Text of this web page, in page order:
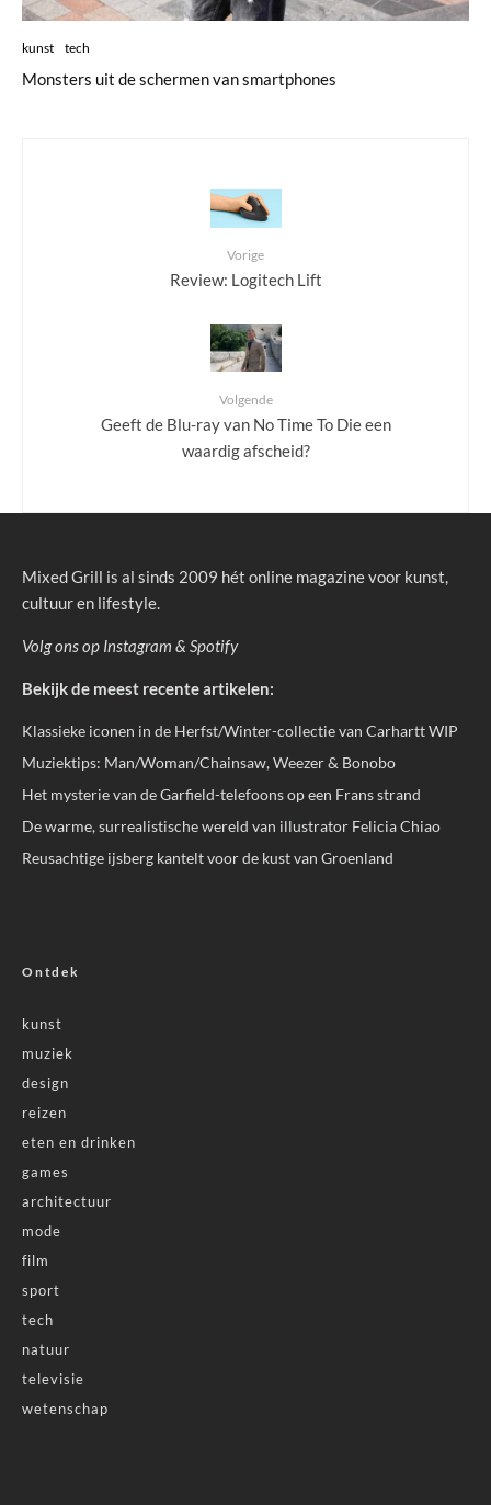
kunst tech
Monsters uit de schermen van smartphones
Vorige
Review: Logitech Lift
Volgende
Geeft de Blu-ray van No Time To Die een
waardig afscheid?
Mixed Grill is al sinds 2009 hét online magazine voor kunst,
cultuur en lifestyle.
Volg ons op Instagram & Spotify
Bekijk de meest recente artikelen:
Klassieke iconen in de Herfst/Winter-collectie van Carhartt WIP
Muziektips: Man/Woman/Chainsaw, Weezer & Bonobo
Het mysterie van de Garfield-telefoons op een Frans strand
De warme, surrealistische wereld van illustrator Felicia Chiao
Reusachtige ijsberg kantelt voor de kust van Groenland
Ontdek
kunst
muziek
design
reizen
eten en drinken
games
architectuur
mode
film
sport
tech
natuur
televisie
wetenschap